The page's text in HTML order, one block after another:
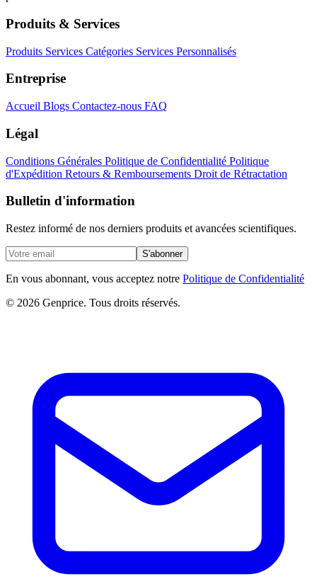
Produits & Services
Produits Services Catégories Services Personnalisés
Entreprise
Accueil Blogs Contactez-nous FAQ
Légal
Conditions Générales Politique de Confidentialité Politique
d'Expédition Retours & Remboursements Droit de Rétractation
Bulletin d'information
Restez informé de nos derniers produits et avancées scientifiques.
S'abonner
En vous abonnant, vous acceptez notre Politique de Confidentialité
© 2026 Genprice. Tous droits réservés.